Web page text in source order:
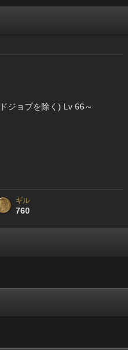
ジョブを除く) Lv 66～
ギル
760